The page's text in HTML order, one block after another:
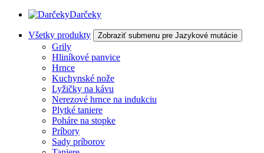
Darčeky
Všetky produkty Zobraziť submenu pre Jazykové mutácie
Grily
Hliníkové panvice
Hrnce
Kuchynské nože
Lyžičky na kávu
Nerezové hrnce na indukciu
Plytké taniere
Poháre na stopke
Príbory
Sady príborov